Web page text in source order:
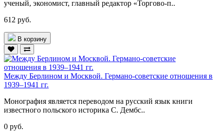
ученый, экономист, главный редактор «Торгово-п..
612 руб.
В корзину
Между Берлином и Москвой. Германо-советские отношения в
1939–1941 гг.
Монография является переводом на русский язык книги
известного польского историка С. Дембс..
0 руб.